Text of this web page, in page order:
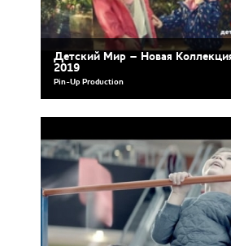
Детский Мир – Новая
2019
Pin-Up Production